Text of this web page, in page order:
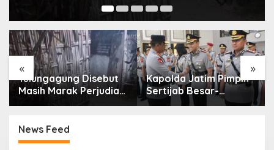
« »
Tulungagung Disebut
Masih Marak Perjudian,
hingga Usut Dugaan
Beking
Kapolda Jatim Pimpin
Sertijab Besar-
besaran, 26 Kapolres
News Feed